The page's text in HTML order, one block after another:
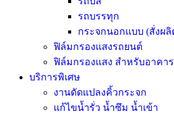
รถบรรทุก
กระจกนอกแบบ (สั่งผลิ
ฟิล์มกรองแสงรถยนต์
ฟิล์มกรองแสง สำหรับอาคา
บริการพิเศษ
งานดัดแปลงคิ้วกระจก
แก้ไขน้ำรั่ว น้ำซึม น้ำเข้า